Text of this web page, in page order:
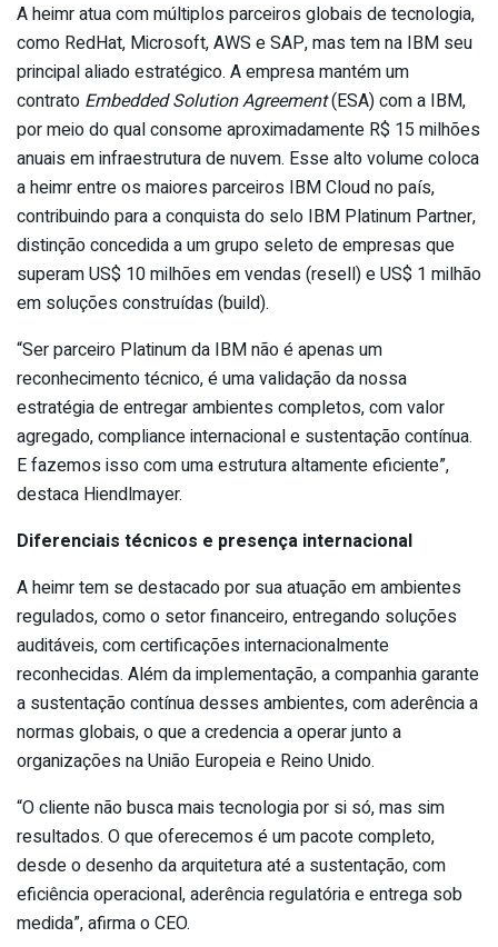
A heimr atua com múltiplos parceiros globais de tecnologia,
como RedHat, Microsoft, AWS e SAP, mas tem na IBM seu
principal aliado estratégico. A empresa mantém um
contrato Embedded Solution Agreement(ESA) com a IBM,
por meio do qual consome aproximadamente R$ 15 milhões
anuais em infraestrutura de nuvem. Esse alto volume coloca
a heimr entre os maiores parceiros IBM Cloud no país,
contribuindo para a conquista do selo IBM Platinum Partner,
distinção concedida a um grupo seleto de empresas que
superam US$ 10 milhões em vendas (resell) e US$ 1 milhão
em soluções construídas (build).
“Ser parceiro Platinum da IBM não é apenas um
reconhecimento técnico, é uma validação da nossa
estratégia de entregar ambientes completos, com valor
agregado, compliance internacional e sustentação contínua.
E fazemos isso com uma estrutura altamente eficiente”,
destaca Hiendlmayer.
Diferenciais técnicos e presença internacional
A heimr tem se destacado por sua atuação em ambientes
regulados, como o setor financeiro, entregando soluções
auditáveis, com certificações internacionalmente
reconhecidas. Além da implementação, a companhia garante
a sustentação contínua desses ambientes, com aderência a
normas globais, o que a credencia a operar junto a
organizações na União Europeia e Reino Unido.
“O cliente não busca mais tecnologia por si só, mas sim
resultados. O que oferecemos é um pacote completo,
desde o desenho da arquitetura até a sustentação, com
eficiência operacional, aderência regulatória e entrega sob
medida”, afirma o CEO.